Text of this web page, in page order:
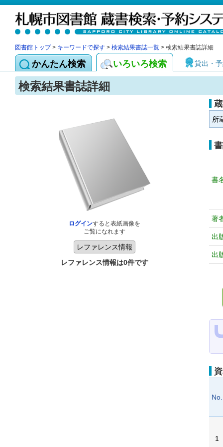
図書館トップ> キーワードで探す > 検索結果書誌一覧 > 検索結果書誌詳細
かんたん検索 いろいろ検索 貸出・
検索結果書誌詳細
ログインすると表紙画像を
ご覧になれます
レファレンス情報は0件です
所
書
著
出
出
No.
1